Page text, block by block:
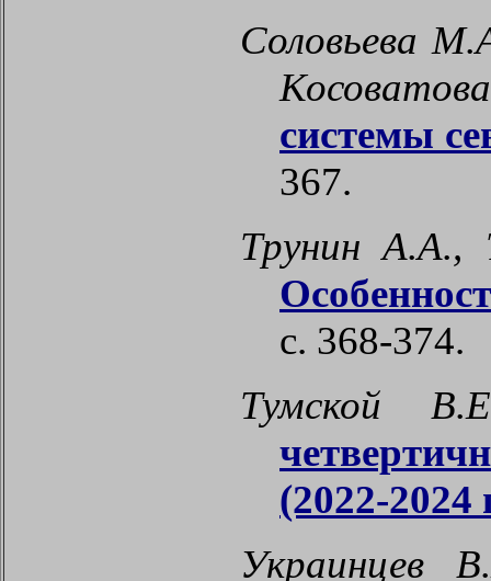
Соловьева
системы
367.
Трунин
с. 368-374.
Тумской
(2022-2024